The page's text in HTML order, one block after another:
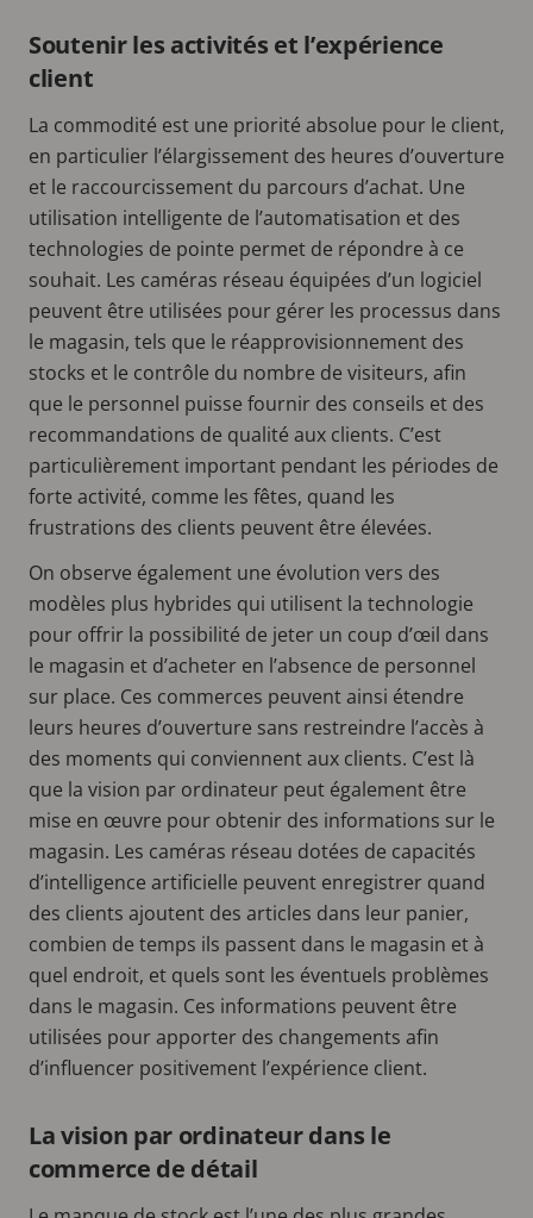
Soutenir les activités et l’expérience
client
La commodité est une priorité absolue pour le client,
en particulier l’élargissement des heures d’ouverture
et le raccourcissement du parcours d’achat. Une
utilisation intelligente de l’automatisation et des
technologies de pointe permet de répondre à ce
souhait. Les caméras réseau équipées d’un logiciel
peuvent être utilisées pour gérer les processus dans
le magasin, tels que le réapprovisionnement des
stocks et le contrôle du nombre de visiteurs, afin
que le personnel puisse fournir des conseils et des
recommandations de qualité aux clients. C’est
particulièrement important pendant les périodes de
forte activité, comme les fêtes, quand les
frustrations des clients peuvent être élevées.
On observe également une évolution vers des
modèles plus hybrides qui utilisent la technologie
pour offrir la possibilité de jeter un coup d’œil dans
le magasin et d’acheter en l’absence de personnel
sur place. Ces commerces peuvent ainsi étendre
leurs heures d’ouverture sans restreindre l’accès à
des moments qui conviennent aux clients. C’est là
que la vision par ordinateur peut également être
mise en œuvre pour obtenir des informations sur le
magasin. Les caméras réseau dotées de capacités
d’intelligence artificielle peuvent enregistrer quand
des clients ajoutent des articles dans leur panier,
combien de temps ils passent dans le magasin et à
quel endroit, et quels sont les éventuels problèmes
dans le magasin. Ces informations peuvent être
utilisées pour apporter des changements afin
d’influencer positivement l’expérience client.
La vision par ordinateur dans le
commerce de détail